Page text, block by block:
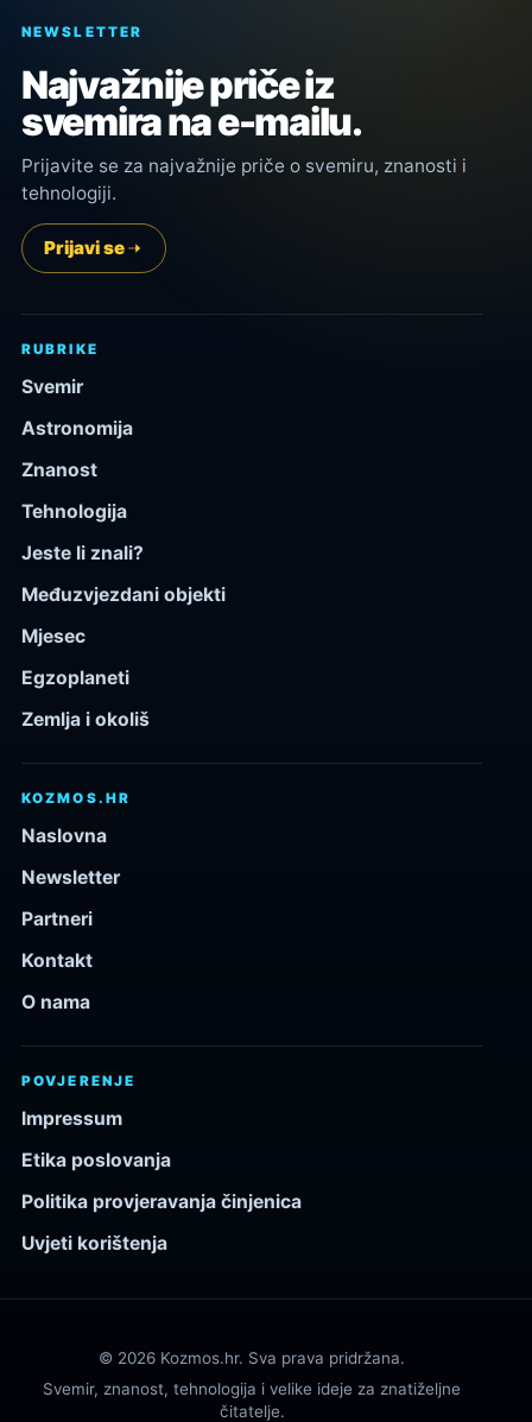
NEWSLETTER
Najvažnije priče iz
svemira na e-mailu.
Prijavite se za najvažnije priče o svemiru, znanosti i
tehnologiji.
Prijavi se
RUBRIKE
Svemir
Astronomija
Znanost
Tehnologija
Jeste li znali?
Međuzvjezdani objekti
Mjesec
Egzoplaneti
Zemlja i okoliš
KOZMOS.HR
Naslovna
Newsletter
Partneri
Kontakt
O nama
POVJERENJE
Impressum
Etika poslovanja
Politika provjeravanja činjenica
Uvjeti korištenja
© 2026 Kozmos.hr. Sva prava pridržana.
Svemir, znanost, tehnologija i velike ideje za znatiželjne
čitatelje.